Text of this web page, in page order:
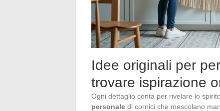
Idee originali per
trovare ispirazione
Ogni dettaglio conta per rivelare lo
personale di cornici che mescolano